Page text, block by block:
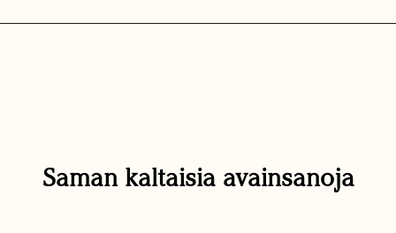
Saman kaltaisia avainsanoja